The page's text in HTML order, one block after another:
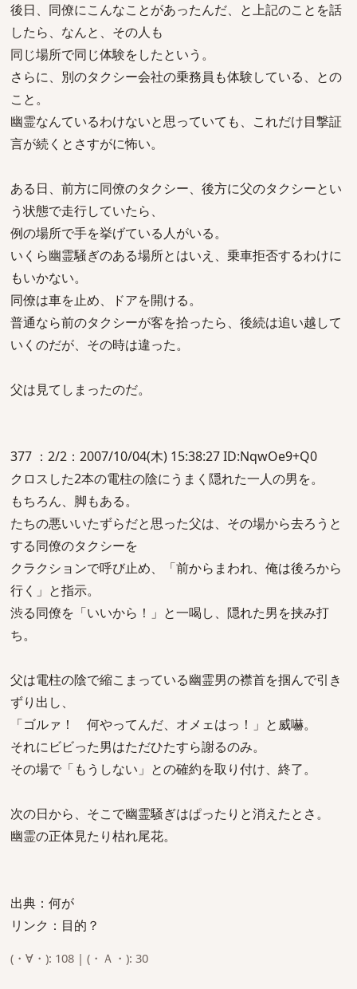
後日、同僚にこんなことがあったんだ、と上記のことを話
したら、なんと、その人も
同じ場所で同じ体験をしたという。
さらに、別のタクシー会社の乗務員も体験している、との
こと。
幽霊なんているわけないと思っていても、これだけ目撃証
言が続くとさすがに怖い。
ある日、前方に同僚のタクシー、後方に父のタクシーとい
う状態で走行していたら、
例の場所で手を挙げている人がいる。
いくら幽霊騒ぎのある場所とはいえ、乗車拒否するわけに
もいかない。
同僚は車を止め、ドアを開ける。
普通なら前のタクシーが客を拾ったら、後続は追い越して
いくのだが、その時は違った。
父は見てしまったのだ。
377 ：2/2：2007/10/04(木) 15:38:27 ID:NqwOe9+Q0
クロスした2本の電柱の陰にうまく隠れた一人の男を。
もちろん、脚もある。
たちの悪いいたずらだと思った父は、その場から去ろうと
する同僚のタクシーを
クラクションで呼び止め、「前からまわれ、俺は後ろから
行く」と指示。
渋る同僚を「いいから！」と一喝し、隠れた男を挟み打
ち。
父は電柱の陰で縮こまっている幽霊男の襟首を掴んで引き
ずり出し、
「ゴルァ！ 何やってんだ、オメェはっ！」と威嚇。
それにビビった男はただひたすら謝るのみ。
その場で「もうしない」との確約を取り付け、終了。
次の日から、そこで幽霊騒ぎはぱったりと消えたとさ。
幽霊の正体見たり枯れ尾花。
出典：何が
リンク：目的？
(・∀・): 108 | (・Ａ・): 30